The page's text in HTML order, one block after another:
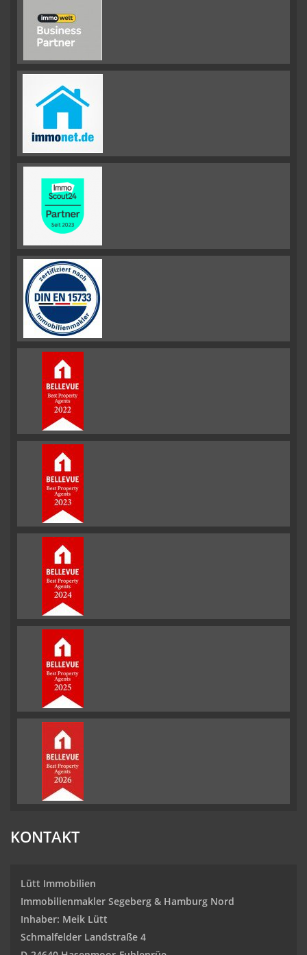
KONTAKT
Lütt Immobilien
Immobilienmakler Segeberg & Hamburg Nord
Inhaber: Meik Lütt
Schmalfelder Landstraße 4